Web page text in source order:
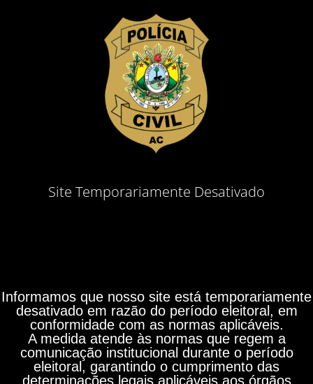
Site Temporariamente Desativado
Informamos que nosso site está temporariamente
desativado em razão do período eleitoral, em
conformidade com as normas aplicáveis.
A medida atende às normas que regem a
comunicação institucional durante o período
eleitoral, garantindo o cumprimento das
determinações legais aplicáveis aos órgãos